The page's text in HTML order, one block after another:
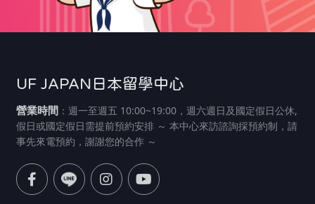
UF JAPAN日本留學中心
營業時間 ：週一至週五 10:00~19:00，週六週日及國定假日公休,
假日或國定假日需提前預約安排 ～ 本中心來訪諮詢採預約制，請
事先來電預約，謝謝您的合作 ～